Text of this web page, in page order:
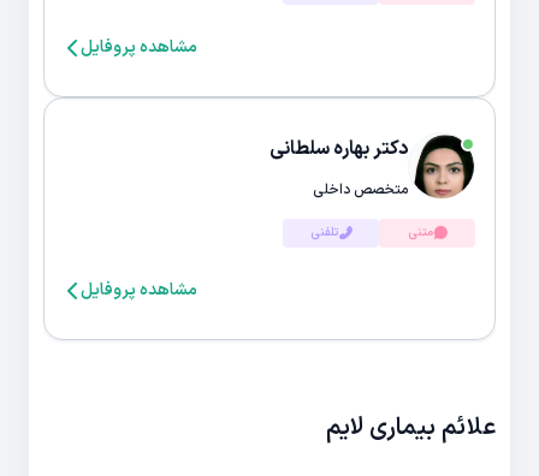
مشاهده پروفایل
دکتر بهاره سلطانی
متخصص داخلی
متنی تلفنی
مشاهده پروفایل
علائم بیماری لایم